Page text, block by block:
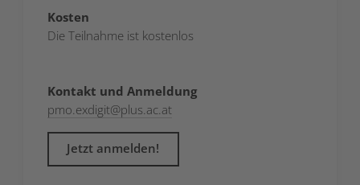
Kosten
Die Teilnahme ist kostenlos
Kontakt und Anmeldung
pmo.exdigit@plus.ac.at
Jetzt anmelden!